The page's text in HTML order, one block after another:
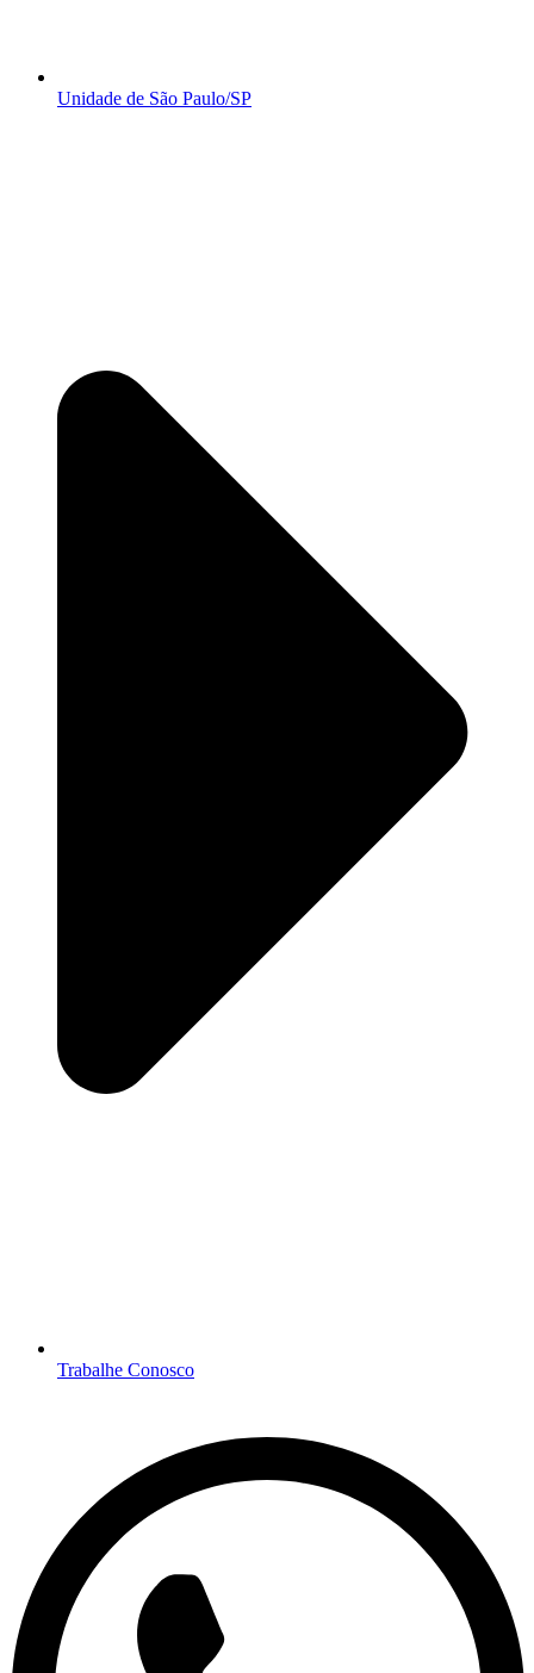
Unidade de São Paulo/SP
Trabalhe Conosco